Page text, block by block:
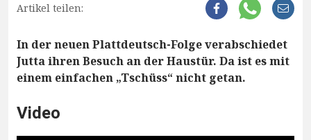
Artikel teilen:
In der neuen Plattdeutsch-Folge verabschiedet
Jutta ihren Besuch an der Haustür. Da ist es mit
einem einfachen „Tschüss“ nicht getan.
Video